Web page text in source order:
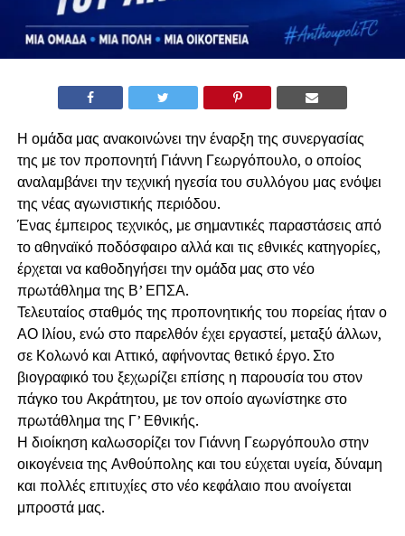
Η ομάδα μας ανακοινώνει την έναρξη της συνεργασίας
της με τον προπονητή Γιάννη Γεωργόπουλο, ο οποίος
αναλαμβάνει την τεχνική ηγεσία του συλλόγου μας ενόψει
της νέας αγωνιστικής περιόδου.
Ένας έμπειρος τεχνικός, με σημαντικές παραστάσεις από
το αθηναϊκό ποδόσφαιρο αλλά και τις εθνικές κατηγορίες,
έρχεται να καθοδηγήσει την ομάδα μας στο νέο
πρωτάθλημα της Β’ ΕΠΣΑ.
Τελευταίος σταθμός της προπονητικής του πορείας ήταν ο
ΑΟ Ιλίου, ενώ στο παρελθόν έχει εργαστεί, μεταξύ άλλων,
σε Κολωνό και Αττικό, αφήνοντας θετικό έργο. Στο
βιογραφικό του ξεχωρίζει επίσης η παρουσία του στον
πάγκο του Ακράτητου, με τον οποίο αγωνίστηκε στο
πρωτάθλημα της Γ’ Εθνικής.
Η διοίκηση καλωσορίζει τον Γιάννη Γεωργόπουλο στην
οικογένεια της Ανθούπολης και του εύχεται υγεία, δύναμη
και πολλές επιτυχίες στο νέο κεφάλαιο που ανοίγεται
μπροστά μας.